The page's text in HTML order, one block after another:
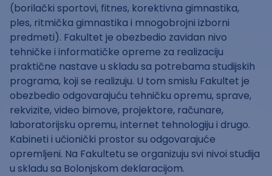
(borilački sportovi, fitnes, korektivna gimnastika,
ples, ritmička gimnastika i mnogobrojni izborni
predmeti). Fakultet je obezbedio zavidan nivo
tehničke i informatičke opreme za realizaciju
praktične nastave u skladu sa potrebama studijskih
programa, koji se realizuju. U tom smislu Fakultet je
obezbedio odgovarajuću tehničku opremu, sprave,
rekvizite, video bimove, projektore, računare,
laboratorijsku opremu, internet tehnologiju i drugo.
Kabineti i učionički prostor su odgovarajuće
opremljeni. Na Fakultetu se organizuju svi nivoi studija
u skladu sa Bolonjskom deklaracijom.